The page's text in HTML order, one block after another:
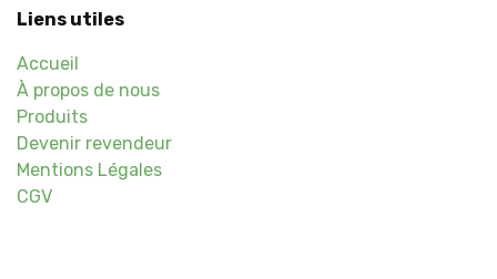
Liens utiles
Accueil
À propos de nous
Produits
Devenir revendeur
Mentions Légales
CGV